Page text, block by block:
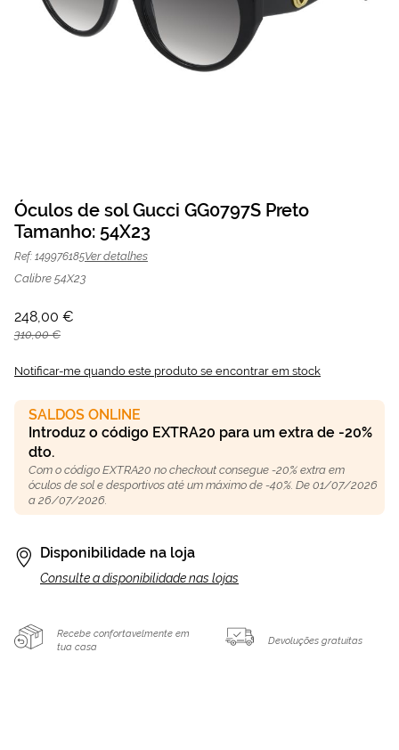
Óculos de sol Gucci GG0797S Preto |
Mais Optica
para
o
início
Galeria
de
Óculos de sol Gucci GG0797S Preto
Tamanho: 54X23
Ref: 149976185Ver detalhes
Calibre 54X23
248,00 €
310,00 €
Notificar-me quando este produto se encontrar em stock
SALDOS ONLINE
Introduz o código EXTRA20 para um extra de -20%
dto.
Com o código EXTRA20 no checkout consegue -20% extra em
óculos de sol e desportivos até um máximo de -40%. De 01/07/2026
a 26/07/2026.
Disponibilidade na loja
Consulte a disponibilidade nas lojas
Recebe confortavelmente em
tua casa
Devoluções gratuitas